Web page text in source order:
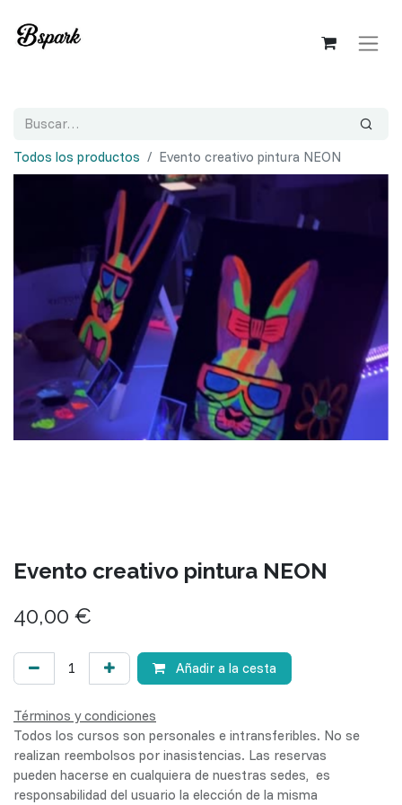
Todos los productos Evento creativo pintura NEON
Evento creativo pintura NEON
40,00 €
Añadir a la cesta
Términos y condiciones
Todos los cursos son personales e intransferibles. No se
realizan reembolsos por inasistencias. Las reservas
pueden hacerse en cualquiera de nuestras sedes, es
responsabilidad del usuario la elección de la misma